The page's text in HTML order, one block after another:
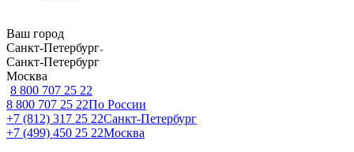
Ваш город
Санкт-Петербург
Санкт-Петербург
Москва
8 800 707 25 22
8 800 707 25 22По России
+7 (812) 317 25 22Санкт-Петербург
+7 (499) 450 25 22Москва